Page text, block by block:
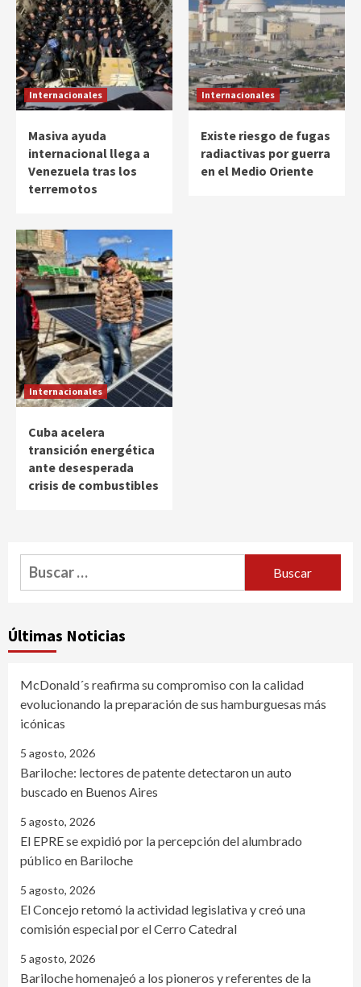
Internacionales
Masiva ayuda
internacional llega a
Venezuela tras los
terremotos
Internacionales
Existe riesgo de fugas
radiactivas por guerra
en el Medio Oriente
Internacionales
Cuba acelera
transición energética
ante desesperada
crisis de combustibles
Buscar:
Últimas Noticias
McDonald´s reafirma su compromiso con la calidad
evolucionando la preparación de sus hamburguesas más
icónicas
5 agosto, 2026
Bariloche: lectores de patente detectaron un auto
buscado en Buenos Aires
5 agosto, 2026
El EPRE se expidió por la percepción del alumbrado
público en Bariloche
5 agosto, 2026
El Concejo retomó la actividad legislativa y creó una
comisión especial por el Cerro Catedral
5 agosto, 2026
Bariloche homenajeó a los pioneros y referentes de la